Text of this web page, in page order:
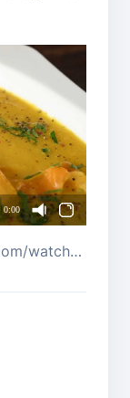
0:00
Источник: https://www.youtube.com/watch?v=BCf6q3xhieU